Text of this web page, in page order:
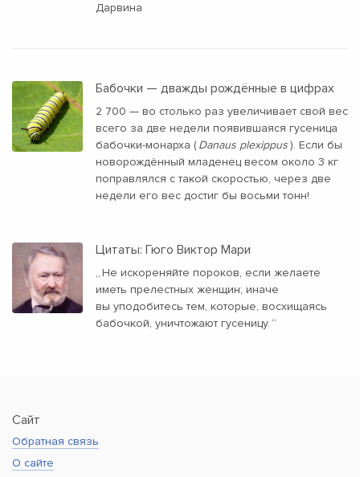
Дарвина
Бабочки — дважды рождённые в цифрах
2 700 — во столько раз увеличивает свой вес
всего за две недели появившаяся гусеница
бабочки-монарха (Danaus plexippus ). Если бы
новорождённый младенец весом около 3 кг
поправлялся с такой скоростью, через две
недели его вес достиг бы восьми тонн!
Цитаты: Гюго Виктор Мари
„Не искореняйте пороков, если желаете
иметь прелестных женщин; иначе
вы уподобитесь тем, которые, восхищаясь
бабочкой, уничтожают гусеницу. “
Сайт
Обратная связь
О сайте